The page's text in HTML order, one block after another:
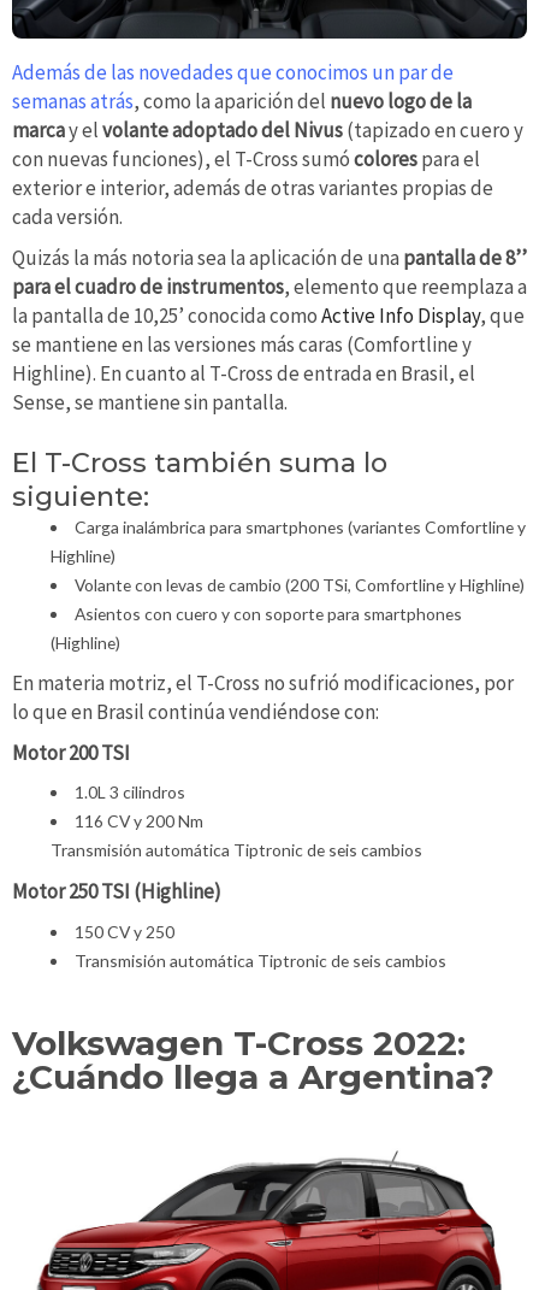
Además de las novedades que conocimos un par de
semanas atrás, como la aparición del nuevo logo de la
marcay elvolante adoptado del Nivus(tapizado en cuero y
con nuevas funciones), el T-Cross sumócolorespara el
exterior e interior, además de otras variantes propias de
cada versión.
Quizás la más notoria sea la aplicación de una pantalla de 8’’
para el cuadro de instrumentos, elemento que reemplaza a
la pantalla de 10,25’ conocida comoActive Info Display, que
se mantiene en las versiones más caras (Comfortline y
Highline). En cuanto al T-Cross de entrada en Brasil, el
Sense, se mantiene sin pantalla.
El T-Cross también suma lo
siguiente:
Carga inalámbrica para smartphones (variantes Comfortline y
Highline)
Volante con levas de cambio (200 TSi, Comfortline y Highline)
Asientos con cuero y con soporte para smartphones
(Highline)
En materia motriz, el T-Cross no sufrió modificaciones, por
lo que en Brasil continúa vendiéndose con:
Motor 200 TSI
1.0L 3 cilindros
116 CV y 200 Nm
Transmisión automática Tiptronic de seis cambios
Motor 250 TSI (Highline)
150 CV y 250
Transmisión automática Tiptronic de seis cambios
Volkswagen T-Cross 2022:
¿Cuándo llega a Argentina?